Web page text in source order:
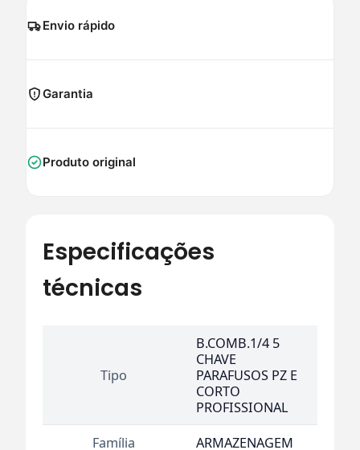
Envio rápido
Garantia
Produto original
Especificações
técnicas
Tipo
B.COMB.1/4 5
CHAVE
PARAFUSOS PZ E
CORTO
PROFISSIONAL
Família
ARMAZENAGEM